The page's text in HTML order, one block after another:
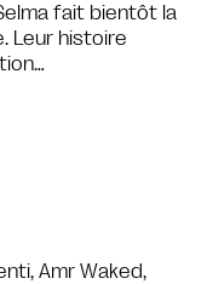
Amr Waked,
fait bientôt la
Leur histoire